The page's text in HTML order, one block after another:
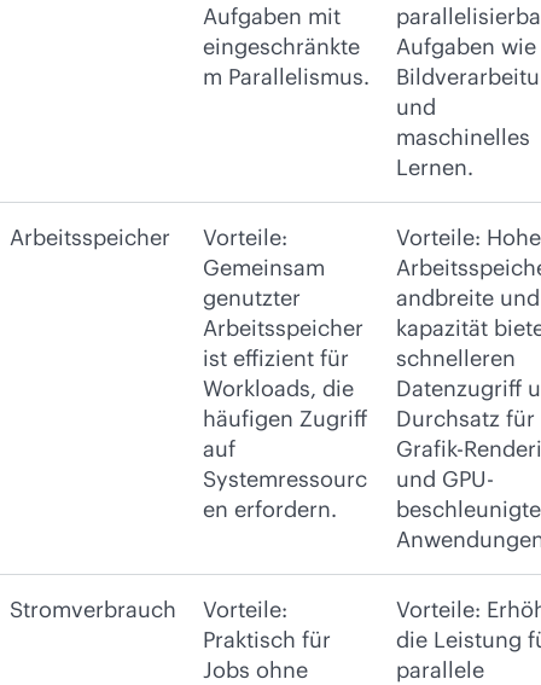
Aufgaben mit
eingeschränkte
m Parallelismus.
Aufgaben wie
und
maschinelles
Lernen.
Arbeitsspeicher
Vorteile:
Gemeinsam
genutzter
Arbeitsspeicher
ist effizient für
Workloads, die
häufigen Zugriff
auf
Systemressourc
en erfordern.
Vorteile: Hohe
andbreite
kapazität
schnelleren
Datenzugriff
Durchsatz für
Grafik-
und GPU-
beschleunigte
Stromverbrauch
Vorteile:
Praktisch für
Jobs ohne
Vorteile:
die Leistung
parallele